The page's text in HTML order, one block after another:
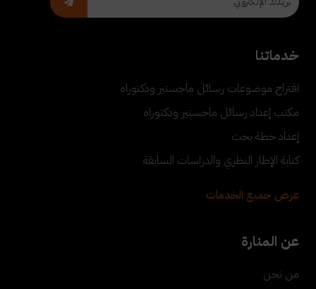
خدماتنا
اقتراح موضوعات رسائل ماجستير ودكتوراه
مكتب إعداد رسائل ماجستير ودكتوراه
إعداد خطة بحث
كتابة الإطار النظري والدراسات السابقة
عرض جميع الخدمات
عن المنارة
من نحن